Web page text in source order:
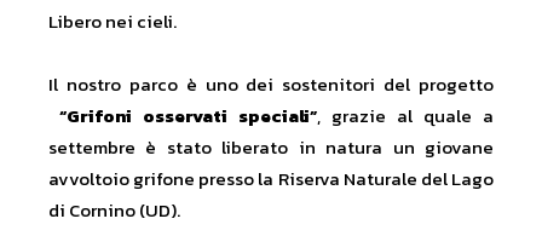
Libero nei cieli.
Il nostro parco è uno dei sostenitori del progetto
“Grifoni osservati speciali”, grazie al quale a
settembre è stato liberato in natura un giovane
avvoltoio grifone presso la Riserva Naturale del Lago
di Cornino (UD).